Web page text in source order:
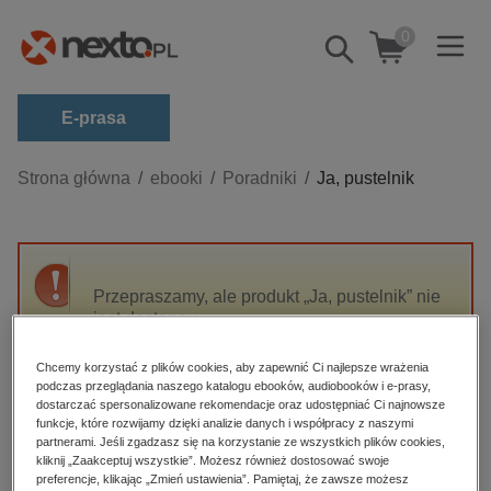
Pokaż/schowaj
wyszukiwarkę
0
E-prasa
Kategorie
biznesowe, branżowe, gospodarka
dzienniki
edukacja
hobby, sport, rozrywka
komputery, internet, technologie, informatyka
Strona główna ebooki Poradniki Ja, pustelnik
Przepraszamy, ale produkt „Ja, pustelnik” nie
jest dostępny.
High-contrast mode
Polecane
Chcemy korzystać z plików cookies, aby zapewnić Ci najlepsze wrażenia
podczas przeglądania naszego katalogu ebooków, audiobooków i e-prasy,
dostarczać spersonalizowane rekomendacje oraz udostępniać Ci najnowsze
funkcje, które rozwijamy dzięki analizie danych i współpracy z naszymi
partnerami. Jeśli zgadzasz się na korzystanie ze wszystkich plików cookies,
kliknij „Zaakceptuj wszystkie”. Możesz również dostosować swoje
preferencje, klikając „Zmień ustawienia”. Pamiętaj, że zawsze możesz